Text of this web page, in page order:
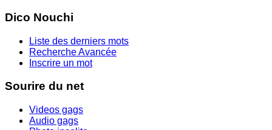
Dico Nouchi
Liste des derniers mots
Recherche Avancée
Inscrire un mot
Sourire du net
Videos gags
Audio gags